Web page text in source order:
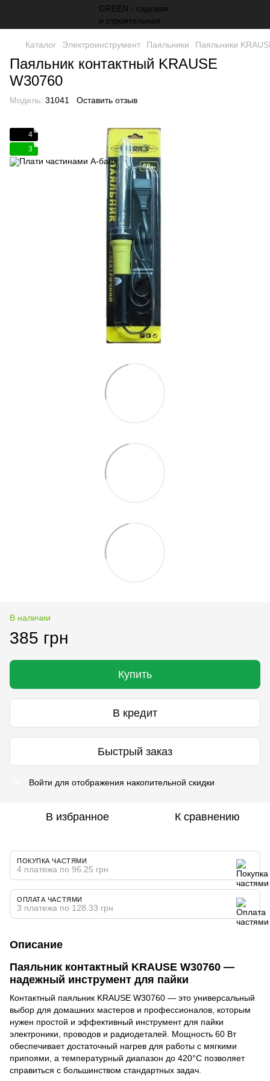
Каталог Электроинструмент Паяльники Паяльники
Паяльник контактный KRAUSE
W30760
Модель: 31041 Оставить отзыв
4
3
В наличии
385 грн
Купить
В кредит
Быстрый заказ
Войти для отображения накопительной скидки
В избранное К сравнению
ПОКУПКА ЧАСТЯМИ
4 платежа по 96.25 грн
ОПЛАТА ЧАСТЯМИ
3 платежа по 128.33 грн
Описание
Паяльник контактный KRAUSE W30760 —
надежный инструмент для пайки
Контактный паяльник KRAUSE W30760 — это универсальный
выбор для домашних мастеров и профессионалов, которым
нужен простой и эффективный инструмент для пайки
электроники, проводов и радиодеталей. Мощность 60 Вт
обеспечивает достаточный нагрев для работы с мягкими
припоями, а температурный диапазон до 420°C позволяет
справиться с большинством стандартных задач.